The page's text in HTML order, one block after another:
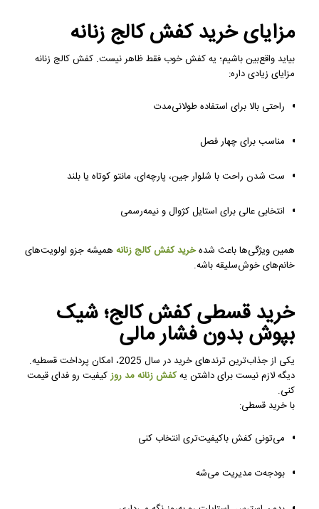
مزایای خرید کفش کالج زنانه
بیاید واقع‌بین باشیم؛ یه کفش خوب فقط ظاهر نیست. کفش کالج زنانه
مزایای زیادی داره:
راحتی بالا برای استفاده طولانی‌مدت
مناسب برای چهار فصل
ست شدن راحت با شلوار جین، پارچه‌ای، مانتو کوتاه یا بلند
انتخابی عالی برای استایل کژوال و نیمه‌رسمی
همین ویژگی‌ها باعث شدهخرید کفش کالج زنانههمیشه جزو اولویت‌های
خانم‌های خوش‌سلیقه باشه.
خرید قسطی کفش کالج؛ شیک
بپوش بدون فشار مالی
یکی از جذاب‌ترین ترندهای خرید در سال 2025، امکان پرداخت قسطیه.
دیگه لازم نیست برای داشتن یهکفش زنانه مد روزکیفیت رو فدای قیمت
کنی.
با خرید قسطی:
می‌تونی کفش باکیفیت‌تری انتخاب کنی
بودجه‌ت مدیریت می‌شه